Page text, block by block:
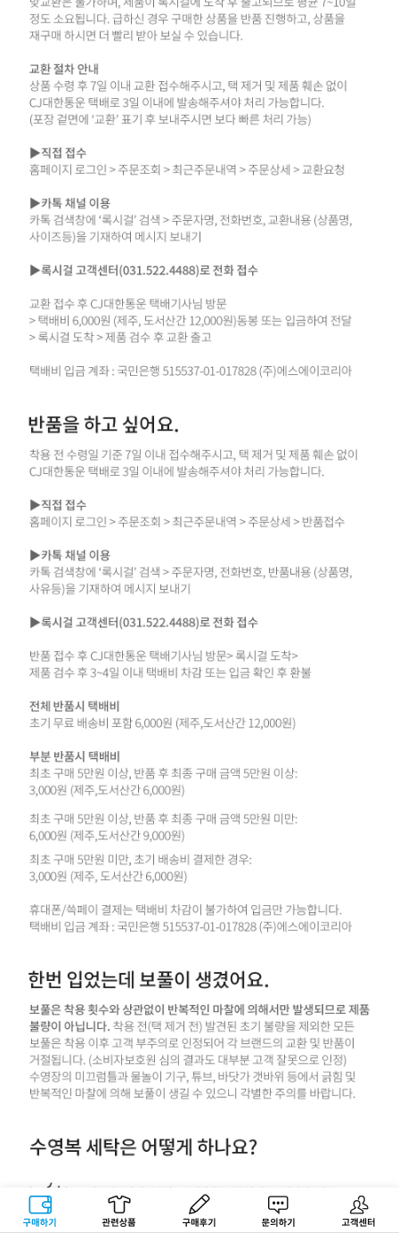
구매하기 관련상품 상품후기 문의하기 고객센터